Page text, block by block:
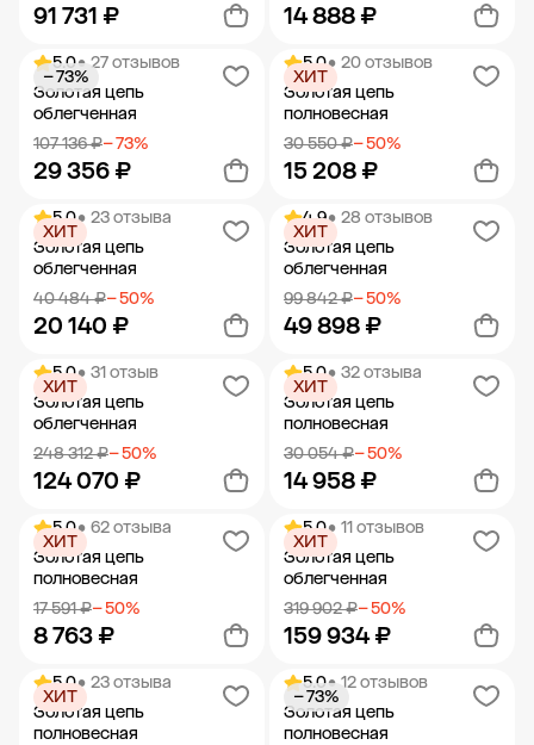
91 731 ₽
Добавить в корзину
14 888 ₽
Добавить в корзину
5.0• 27 отзывов
Золотая цепь
облегченная
107 136 ₽− 73%
29 356 ₽
− 73%
Добавить в корзину
5.0• 20 отзывов
Золотая цепь
полновесная
30 550 ₽− 50%
15 208 ₽
ХИТ
Добавить в корзину
5.0• 23 отзыва
Золотая цепь
облегченная
40 484 ₽− 50%
20 140 ₽
ХИТ
Добавить в корзину
4.9• 28 отзывов
Золотая цепь
облегченная
99 842 ₽− 50%
49 898 ₽
ХИТ
Добавить в корзину
5.0• 31 отзыв
Золотая цепь
облегченная
248 312 ₽− 50%
124 070 ₽
ХИТ
Добавить в корзину
5.0• 32 отзыва
Золотая цепь
полновесная
30 054 ₽− 50%
14 958 ₽
ХИТ
Добавить в корзину
5.0• 62 отзыва
Золотая цепь
полновесная
17 591 ₽− 50%
8 763 ₽
ХИТ
Добавить в корзину
5.0• 11 отзывов
Золотая цепь
облегченная
319 902 ₽− 50%
159 934 ₽
ХИТ
Добавить в корзину
5.0• 23 отзыва
Золотая цепь
полновесная
ХИТ
5.0• 12 отзывов
Золотая цепь
полновесная
− 73%